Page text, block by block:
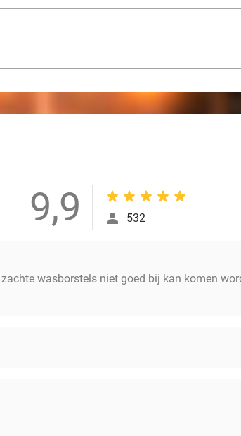
9,9 532
wasborstels niet goed bij kan komen